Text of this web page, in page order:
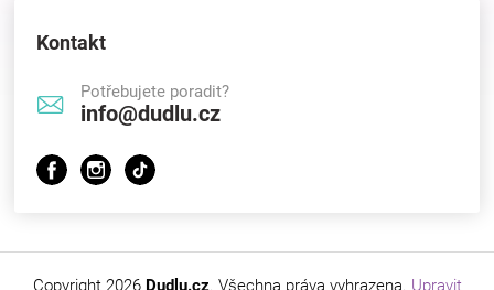
Kontakt
Potřebujete poradit?
info@dudlu.cz
Copyright 2026 Dudlu.cz. Všechna práva vyhrazena. Upravit